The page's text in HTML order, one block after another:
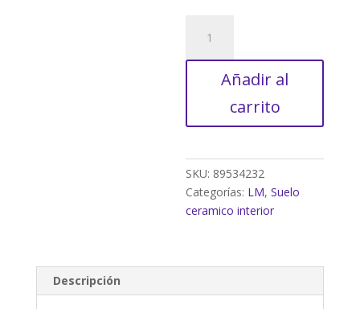
porcelánico
Martins
C1
(2,16m²)
cantidad
Añadir al
carrito
SKU: 89534232
Categorías: LM,Suelo
ceramico interior
Descripción